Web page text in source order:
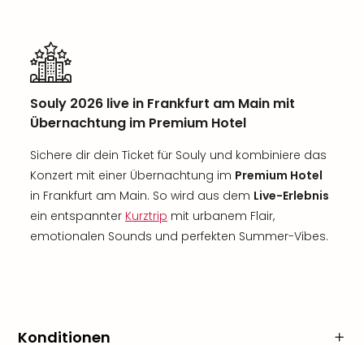
Souly 2026 live in Frankfurt am Main mit
Übernachtung im Premium Hotel
Sichere dir dein Ticket für Souly und kombiniere das
Konzert mit einer Übernachtung im Premium Hotel
in Frankfurt am Main. So wird aus dem Live-Erlebnis
ein entspannter Kurztrip mit urbanem Flair,
emotionalen Sounds und perfekten Summer-Vibes.
Konditionen